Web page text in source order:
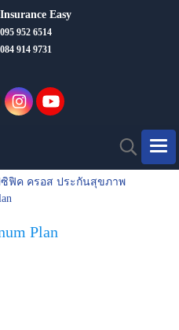
Easy
095 952 6514
914 9731
ฟิค ครอส ประกันสุขภาพ
Plan